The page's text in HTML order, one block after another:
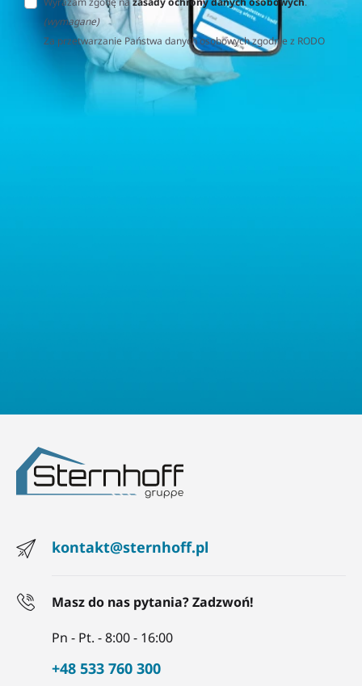
(wymagane)
Za przetwarzanie Państwa danych osobowych zgodnie z RODO
(Rozporządzenie o Ochronie Danych Osobowych) odpowiedzialna
jest firma Home&Decor Sp. z o.o., Instalatorów 17/108, 02-237
Warszawa, Polska, NIP: PL5223059837 („Administrator”). W
kontakt@sternhoff.pl
Masz do nas pytania? Zadzwoń!
Pn - Pt. - 8:00 - 16:00
+48 533 760 300